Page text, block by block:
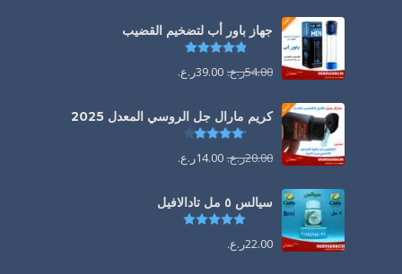
جهاز باور أب لتضخيم القضيب
تم التقييم
54.00ر.ع. 39.00ر.ع.
كريم مارال جل الروسي المعدل 2025
تم التقييم
20.00ر.ع. 14.00ر.ع.
سيالس ٥ مل تادالافيل
22.00ر.ع.